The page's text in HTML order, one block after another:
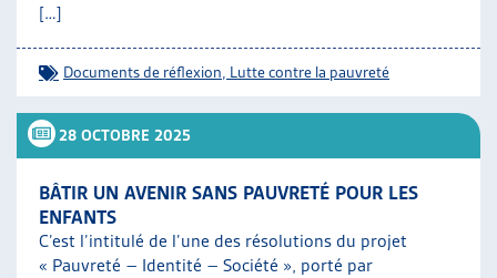
[…]
Documents de réflexion Lutte contre la pauvreté
28 OCTOBRE 2025
BÂTIR UN AVENIR SANS PAUVRETÉ POUR LES
ENFANTS
C’est l’intitulé de l’une des résolutions du projet
« Pauvreté – Identité – Société », porté par